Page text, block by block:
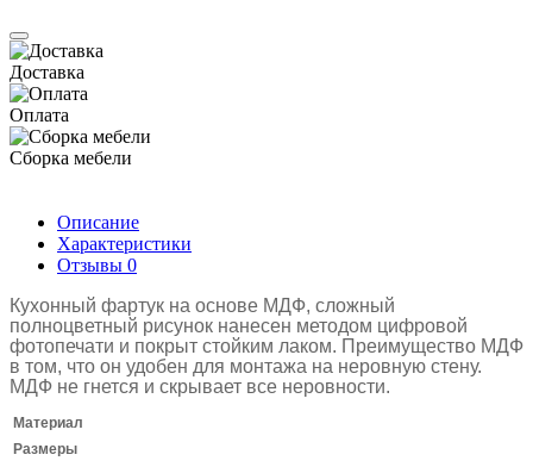
Доставка
Оплата
Сборка мебели
Описание
Характеристики
Отзывы 0
Кухонный фартук на основе МДФ, сложный
полноцветный рисунок нанесен методом цифровой
фотопечати и покрыт стойким лаком. Преимущество МДФ
в том, что он удобен для монтажа на неровную стену.
МДФ не гнется и скрывает все неровности.
Материал
Размеры